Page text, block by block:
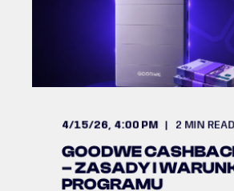
4/15/26, 4:00 PM 2 MIN READ
GOODWE
– ZASADY I
PROGRAMU